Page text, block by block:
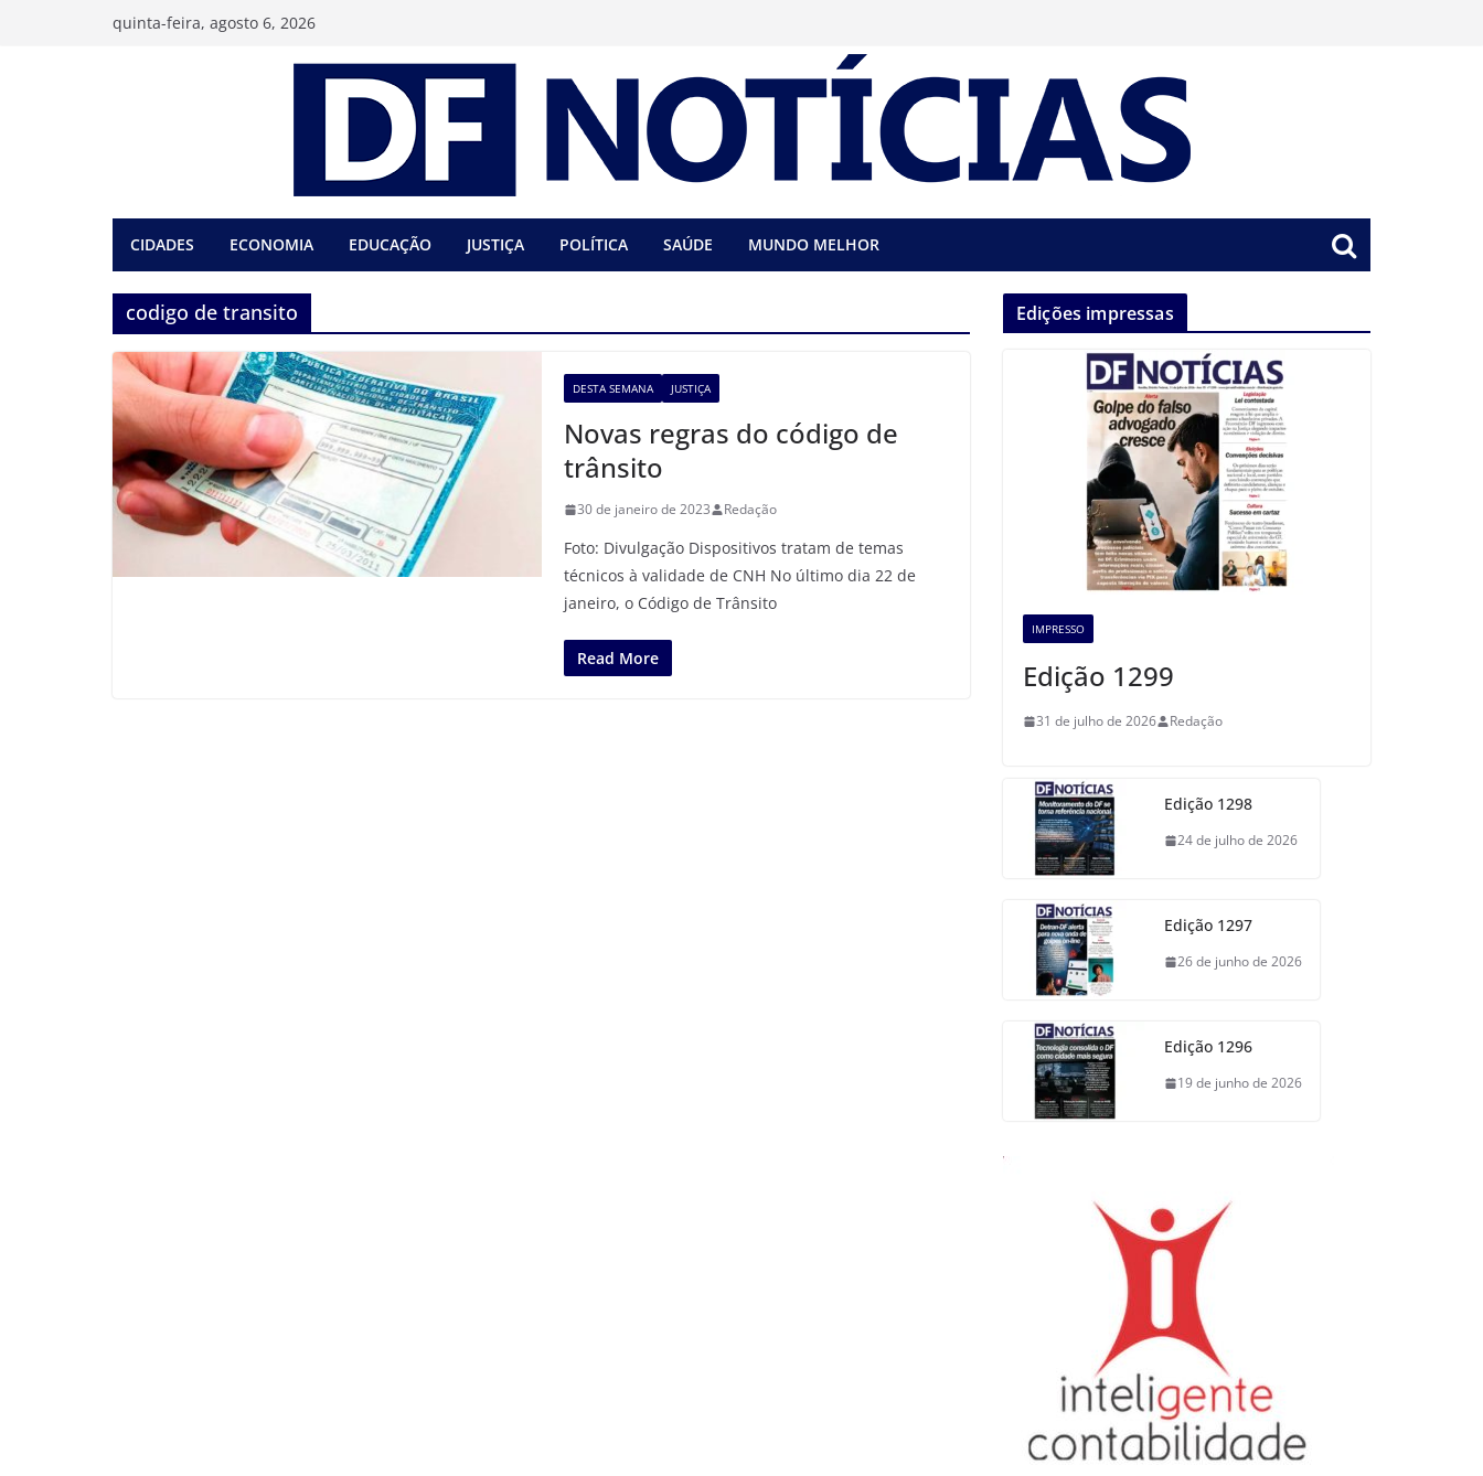
quinta-feira, agosto 6, 2026
CIDADES ECONOMIA EDUCAÇÃO JUSTIÇA POLÍTICA SAÚDE MUNDO MELHOR
codigo de transito
DESTA SEMANA JUSTIÇA
Novas regras do código de
trânsito
30 de janeiro de 2023 Redação
Foto: Divulgação Dispositivos tratam de temas
técnicos à validade de CNH No último dia 22 de
janeiro, o Código de Trânsito
Read More
Edições impressas
IMPRESSO
Edição 1299
31 de julho de 2026 Redação
Edição 1298
24 de julho de 2026
Edição 1297
26 de junho de 2026
Edição 1296
19 de junho de 2026